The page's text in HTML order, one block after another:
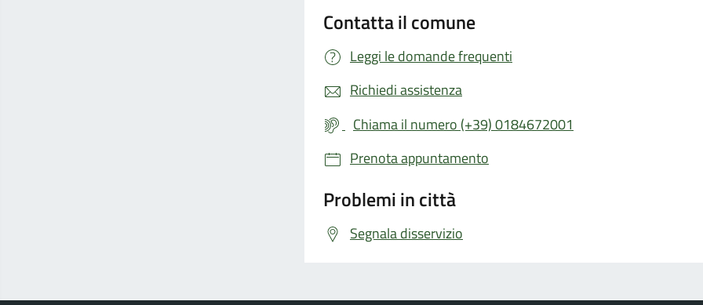
Contatta il comune
Leggi le domande frequenti
Richiedi assistenza
Chiama il numero (+39) 0184672001
Prenota appuntamento
Problemi in città
Segnala disservizio